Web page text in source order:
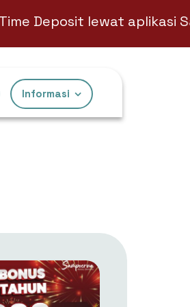
lewat aplikasi
Informasi